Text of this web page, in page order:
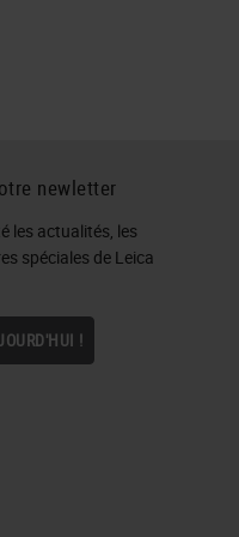
newletter
les actualités, les
spéciales de Leica
!